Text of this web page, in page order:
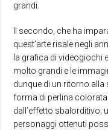
grandi.
Il secondo, che ha
quest’arte risale negli
la grafica di videogiochi
molto grandi e le
dunque di un ritorno
forma di perlina
dall’effetto sbalorditivo;
personaggi ottenuti